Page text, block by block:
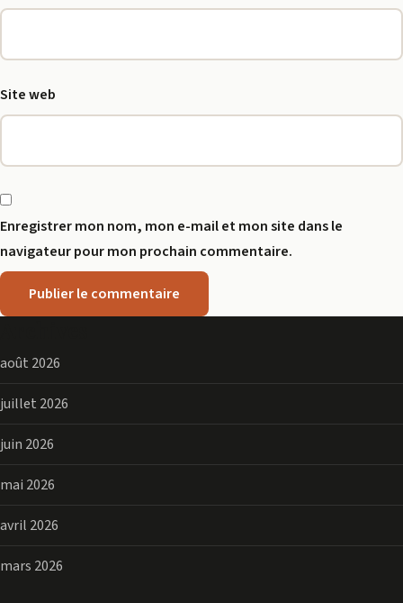
Site web
Enregistrer mon nom, mon e-mail et mon site dans le
navigateur pour mon prochain commentaire.
août 2026
juillet 2026
juin 2026
mai 2026
avril 2026
mars 2026